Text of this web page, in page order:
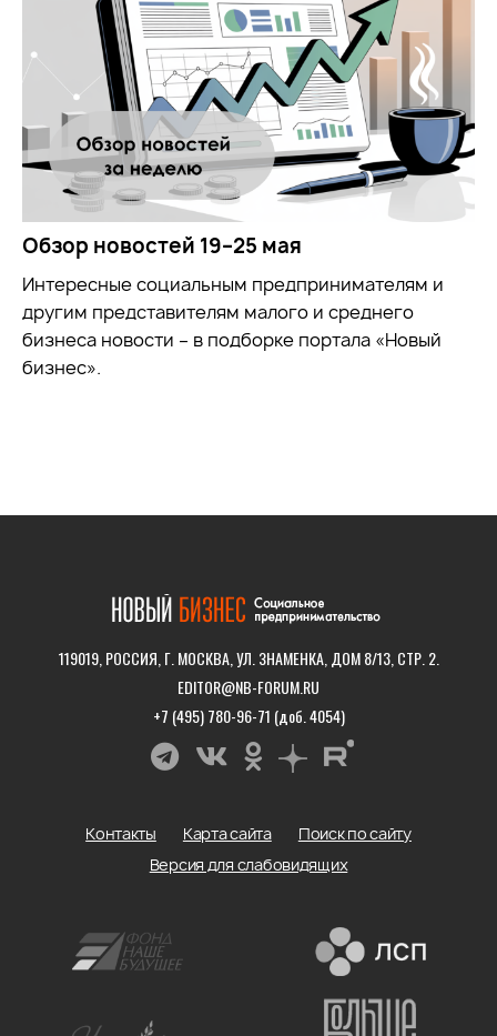
Обзор новостей 19–25 мая
Интересные социальным предпринимателям и
другим представителям малого и среднего
бизнеса новости – в подборке портала «Новый
бизнес».
119019, РОССИЯ, Г. МОСКВА, УЛ. ЗНАМЕНКА, ДОМ 8/13, СТР. 2.
EDITOR@NB-FORUM.RU
+7 (495) 780-96-71 (доб. 4054)
Контакты Карта сайта
Поиск по сайту
Версия для слабовидящих